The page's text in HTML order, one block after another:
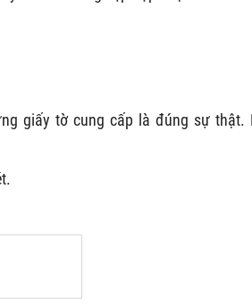
giấy tờ cung cấp là đúng sự thật.